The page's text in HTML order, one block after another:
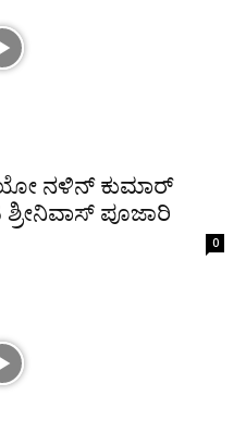
ನಳಿನ್ ಕುಮಾರ್
ಪೂಜಾರಿ
0